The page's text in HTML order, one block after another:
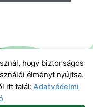
hogy biztonságos
élményt nyújtsa.
itt talál: Adatvédelmi